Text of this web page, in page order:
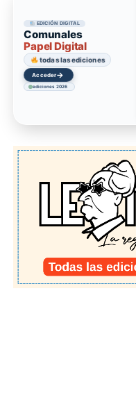
EDICIÓN DIGITAL
Comunales
Papel Digital
todas las ediciones
Acceder→
ediciones 2026